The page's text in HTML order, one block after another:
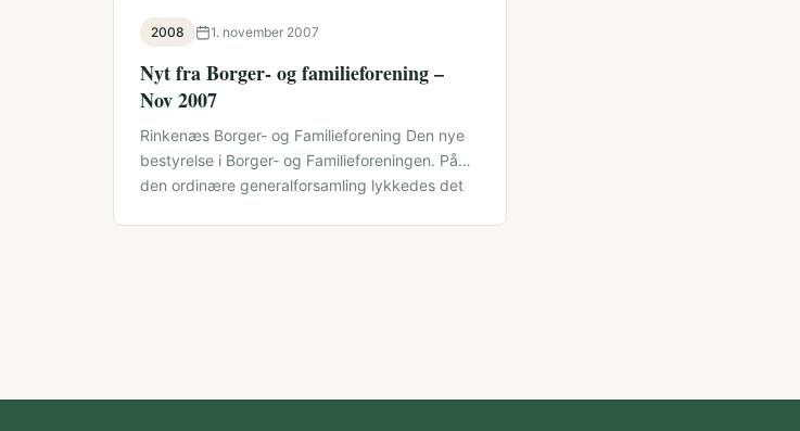
2008 1. november 2007
Nyt fra Borger- og familieforening –
Nov 2007
Rinkenæs Borger- og Familieforening Den nye
bestyrelse i Borger- og Familieforeningen. På
den ordinære generalforsamling lykkedes det